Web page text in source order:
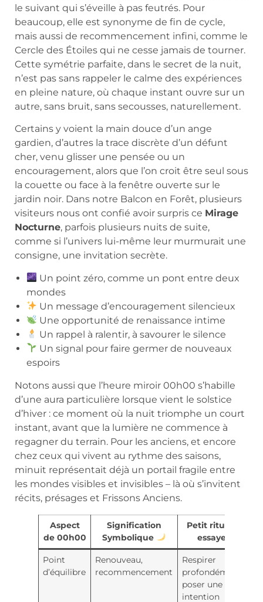
le suivant qui s’éveille à pas feutrés. Pour
beaucoup, elle est synonyme de fin de cycle,
mais aussi de recommencement infini, comme le
Cercle des Étoiles qui ne cesse jamais de tourner.
Cette symétrie parfaite, dans le secret de la nuit,
n’est pas sans rappeler le calme des expériences
en pleine nature, où chaque instant ouvre sur un
autre, sans bruit, sans secousses, naturellement.
Certains y voient la main douce d’un ange
gardien, d’autres la trace discrète d’un défunt
cher, venu glisser une pensée ou un
encouragement, alors que l’on croit être seul sous
la couette ou face à la fenêtre ouverte sur le
jardin noir. Dans notre Balcon en Forêt, plusieurs
visiteurs nous ont confié avoir surpris ce Mirage
Nocturne, parfois plusieurs nuits de suite,
comme si l’univers lui-même leur murmurait une
consigne, une invitation secrète.
Un point zéro, comme un pont entre deux
mondes
Un message d’encouragement silencieux
Une opportunité de renaissance intime
Un rappel à ralentir, à savourer le silence
Un signal pour faire germer de nouveaux
espoirs
Notons aussi que l’heure miroir 00h00 s’habille
d’une aura particulière lorsque vient le solstice
d’hiver : ce moment où la nuit triomphe un court
instant, avant que la lumière ne commence à
regagner du terrain. Pour les anciens, et encore
chez ceux qui vivent au rythme des saisons,
minuit représentait déjà un portail fragile entre
les mondes visibles et invisibles – là où s’invitent
récits, présages et Frissons Anciens.
Aspect
de 00h00
Signification
Symbolique
Petit rituel à
essayer
Point
d’équilibre
Renouveau,
recommencement
Respirer
profondément,
poser une
intention